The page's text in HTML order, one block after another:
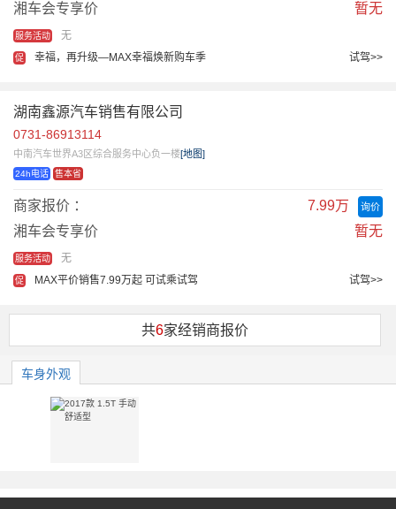
湘车会专享价
暂无
服务活动 无
促 幸福，再升级—MAX幸福焕新购车季 试驾>>
湖南鑫源汽车销售有限公司
0731-86913114
中南汽车世界A3区综合服务中心负一楼[地图]
24h电话 售本省
商家报价 ： 询价
7.99万
湘车会专享价
暂无
服务活动 无
促 MAX平价销售7.99万起 可试乘试驾 试驾>>
共6家经销商报价
车身外观